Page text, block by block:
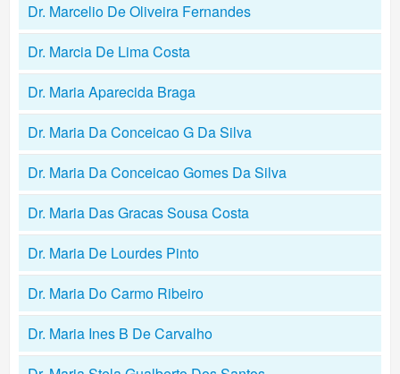
Dr. Marcelio De Oliveira Fernandes
Dr. Marcia De Lima Costa
Dr. Maria Aparecida Braga
Dr. Maria Da Conceicao G Da Silva
Dr. Maria Da Conceicao Gomes Da Silva
Dr. Maria Das Gracas Sousa Costa
Dr. Maria De Lourdes Pinto
Dr. Maria Do Carmo Ribeiro
Dr. Maria Ines B De Carvalho